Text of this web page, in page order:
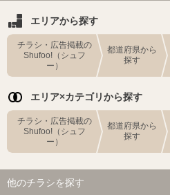
エリアから探す
チラシ・広告掲載の
Shufoo!（シュフ
ー）
都道府県から
探す
エリア×カテゴリから探す
チラシ・広告掲載の
Shufoo!（シュフ
ー）
都道府県から
探す
他のチラシを探す